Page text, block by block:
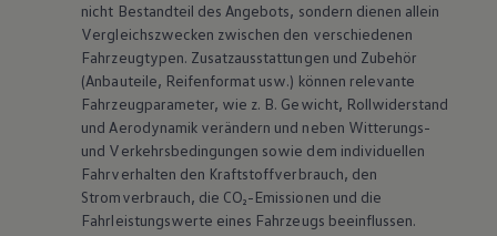
nicht Bestandteil des Angebots, sondern dienen allein
Vergleichszwecken zwischen den verschiedenen
Fahrzeugtypen. Zusatzausstattungen und Zubehör
(Anbauteile, Reifenformat usw.) können relevante
Fahrzeugparameter, wie z. B. Gewicht, Rollwiderstand
und Aerodynamik verändern und neben Witterungs-
und Verkehrsbedingungen sowie dem individuellen
Fahrverhalten den Kraftstoffverbrauch, den
Stromverbrauch, die CO₂-Emissionen und die
Fahrleistungswerte eines Fahrzeugs beeinflussen.